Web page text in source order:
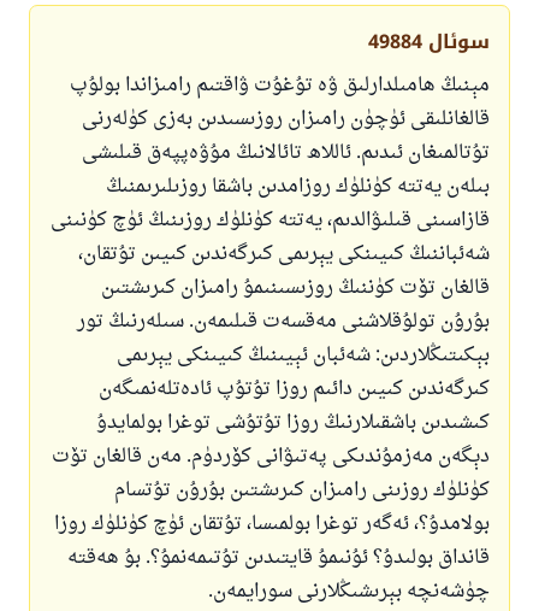
سوئال 49884
مېنىڭ ھامىلدارلىق ۋە تۇغۇت ۋاقتىم رامىزاندا بولۇپ
قالغانلىقى ئۈچۈن رامىزان روزىسىدىن بەزى كۈلەرنى
تۇتالمىغان ئىدىم. ئاللاھ تائالانىڭ مۇۋەپپەق قىلىشى
بىلەن يەتتە كۈنلۈك روزامدىن باشقا روزىلىرىمنىڭ
قازاسىنى قىلىۋالدىم، يەتتە كۈنلۈك روزىنىڭ ئۈچ كۈنىنى
شەئباننىڭ كىيىنكى يېرىمى كىرگەندىن كىيىن تۇتقان،
قالغان تۆت كۈننىڭ روزىسىنىمۇ رامىزان كىرىشتىن
بۇرۇن تولۇقلاشنى مەقسەت قىلىمەن. سىلەرنىڭ تور
بېكىتىڭلاردىن: شەئبان ئېيىنىڭ كىيىنكى يېرىمى
كىرگەندىن كىيىن دائىم روزا تۇتۇپ ئادەتلەنمىگەن
كىشىدىن باشقىلارنىڭ روزا تۇتۇشى توغرا بولمايدۇ
دېگەن مەزمۇندىكى پەتىۋانى كۆردۈم. مەن قالغان تۆت
كۈنلۈك روزىنى رامىزان كىرىشتىن بۇرۇن تۇتسام
بولامدۇ؟، ئەگەر توغرا بولمىسا، تۇتقان ئۈچ كۈنلۈك روزا
قانداق بولىدۇ؟ ئۇنىمۇ قايتىدىن تۇتىمەنمۇ؟. بۇ ھەقتە
چۈشەنچە بېرىشىڭلارنى سورايمەن.